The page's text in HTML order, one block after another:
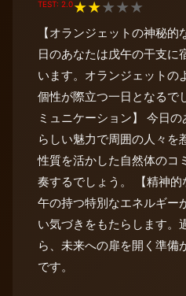
TEST: 2.0★★★★★
【オランジェットの神秘
日のあなたは戊午の干支に
います。オランジェットの
個性が際立つ一日となるで
ミュニケーション】 今日
らしい魅力で周囲の人々を
性質を活かした自然体のコ
奏するでしょう。 【精神
午の持つ特別なエネルギー
い気づきをもたらします。
ら、未来への扉を開く準備
です。